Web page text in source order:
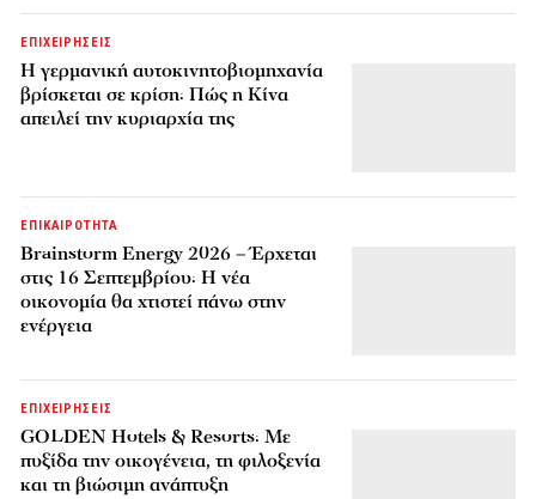
ΕΠΙΧΕΙΡΗΣΕΙΣ
Η γερμανική αυτοκινητοβιομηχανία
βρίσκεται σε κρίση: Πώς η Κίνα
απειλεί την κυριαρχία της
ΕΠΙΚΑΙΡΟΤΗΤΑ
Brainstorm Energy 2026 – Έρχεται
στις 16 Σεπτεμβρίου: Η νέα
οικονομία θα χτιστεί πάνω στην
ενέργεια
ΕΠΙΧΕΙΡΗΣΕΙΣ
GOLDEN Hotels & Resorts: Με
πυξίδα την οικογένεια, τη φιλοξενία
και τη βιώσιμη ανάπτυξη